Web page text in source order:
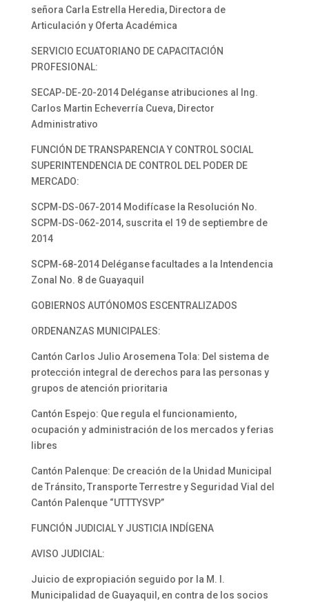
señora Carla Estrella Heredia, Directora de
Articulación y Oferta Académica
SERVICIO ECUATORIANO DE CAPACITACIÓN
PROFESIONAL:
SECAP-DE-20-2014 Deléganse atribuciones al Ing.
Carlos Martin Echeverría Cueva, Director
Administrativo
FUNCIÓN DE TRANSPARENCIA Y CONTROL SOCIAL
SUPERINTENDENCIA DE CONTROL DEL PODER DE
MERCADO:
SCPM-DS-067-2014 Modifícase la Resolución No.
SCPM-DS-062-2014, suscrita el 19 de septiembre de
2014
SCPM-68-2014 Deléganse facultades a la Intendencia
Zonal No. 8 de Guayaquil
GOBIERNOS AUTÓNOMOS ESCENTRALIZADOS
ORDENANZAS MUNICIPALES:
Cantón Carlos Julio Arosemena Tola: Del sistema de
protección integral de derechos para las personas y
grupos de atención prioritaria
Cantón Espejo: Que regula el funcionamiento,
ocupación y administración de los mercados y ferias
libres
Cantón Palenque: De creación de la Unidad Municipal
de Tránsito, Transporte Terrestre y Seguridad Vial del
Cantón Palenque “UTTTYSVP”
FUNCIÓN JUDICIAL Y JUSTICIA INDÍGENA
AVISO JUDICIAL:
Juicio de expropiación seguido por la M. I.
Municipalidad de Guayaquil, en contra de los socios